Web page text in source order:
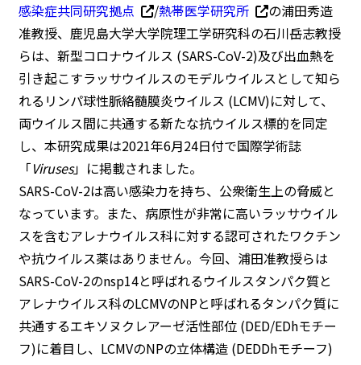
感染症共同研究拠点 /熱帯医学研究所
の浦田秀造
准教授、鹿児島大学大学院理工学研究科の石川岳志教授
らは、新型コロナウイルス (SARS-CoV-2)及び出血熱を
引き起こすラッサウイルスのモデルウイルスとして知ら
れるリンパ球性脈絡髄膜炎ウイルス (LCMV)に対して、
両ウイルス間に共通する新たな抗ウイルス標的を同定
し、本研究成果は2021年6月24日付で国際学術誌
「Viruses」に掲載されました。
SARS-CoV-2は高い感染力を持ち、公衆衛生上の脅威と
なっています。また、病原性が非常に高いラッサウイル
スを含むアレナウイルス科に対する認可されたワクチン
や抗ウイルス薬はありません。今回、浦田准教授らは
SARS-CoV-2のnsp14と呼ばれるウイルスタンパク質と
アレナウイルス科のLCMVのNPと呼ばれるタンパク質に
共通するエキソヌクレアーゼ活性部位 (DED/EDhモチー
フ)に着目し、LCMVのNPの立体構造 (DEDDhモチーフ)